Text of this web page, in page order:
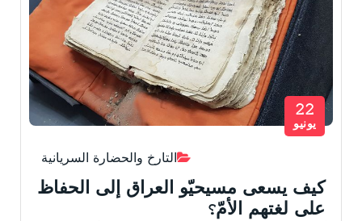
التارخ والحضارة السريانية
22
يونيو
كيف يسعى مسيحيّو العراق إلى الحفاظ
على لغتهم الأمّ؟